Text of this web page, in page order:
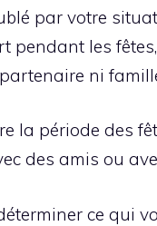
par votre
pendant les
ni
la période des
des amis ou
ce qui